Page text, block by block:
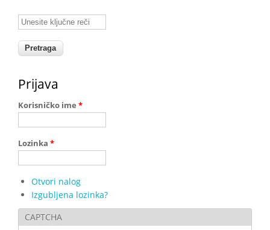
Unesite ključne reči
Prijava
Korisničko ime *
Lozinka *
Otvori nalog
Izgubljena lozinka?
CAPTCHA